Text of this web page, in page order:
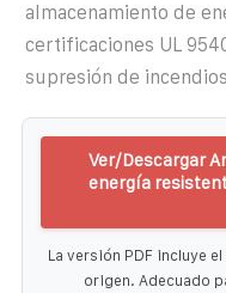
almacenamiento de
certificaciones UL
supresión de
Ver/Descargar
energía
La versión PDF incluye
origen. Adecuado